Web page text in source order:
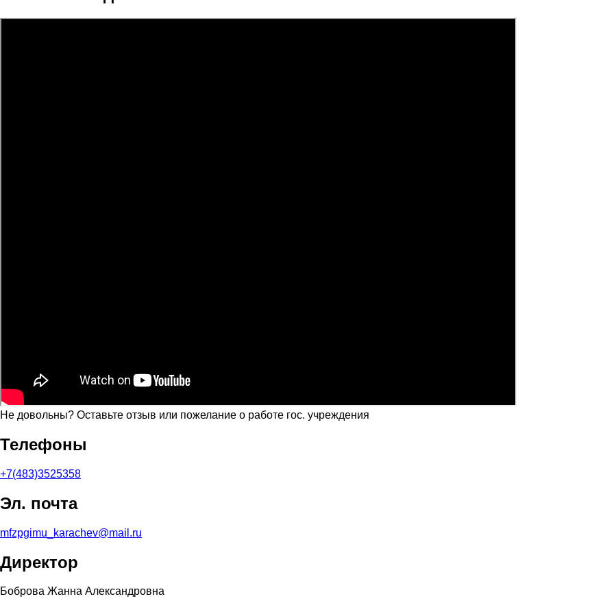
Не довольны? Оставьте отзыв или пожелание о работе гос. учреждения
Телефоны
+7(483)3525358
Эл. почта
mfzpgimu_karachev@mail.ru
Директор
Боброва Жанна Александровна